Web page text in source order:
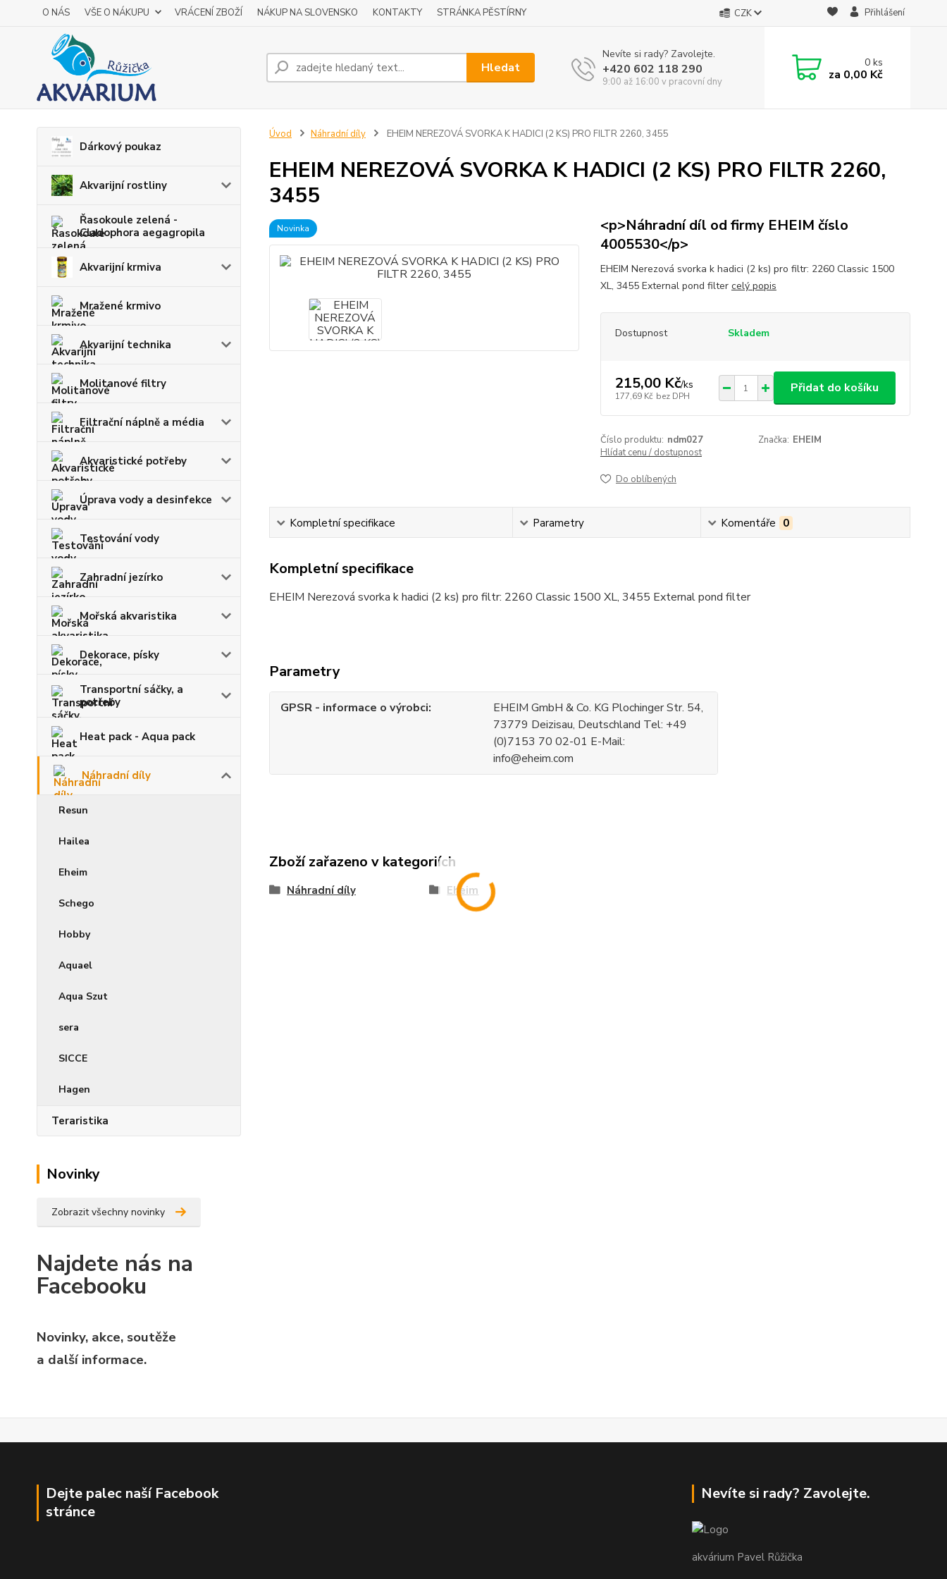
O NÁS VŠE O NÁKUPU VRÁCENÍ ZBOŽÍ NÁKUP NA SLOVENSKO KONTAKTY STRÁNKA PĚSTÍRNY CZK Přihlášení
Hledat
Nevíte si rady? Zavolejte.
+420 602 118 290
9:00 až 16:00 v pracovní dny
0ks
za 0,00 Kč
Dárkový poukaz
Akvarijní rostliny
Řasokoule zelená -
Cladophora aegagropila
Akvarijní krmiva
Mražené krmivo
Akvarijní technika
Molitanové filtry
Filtrační náplně a média
Akvaristické potřeby
Úprava vody a desinfekce
Testování vody
Zahradní jezírko
Mořská akvaristika
Dekorace, písky
Transportní sáčky, a
potřeby
Heat pack - Aqua pack
Náhradní díly
Resun
Hailea
Eheim
Schego
Hobby
Aquael
Aqua Szut
sera
SICCE
Hagen
Teraristika
Novinky
Zobrazit všechny novinky
Najdete nás na
Facebooku
Novinky, akce, soutěže
a další informace.
Úvod Náhradní díly EHEIM NEREZOVÁ SVORKA K HADICI (2 KS) PRO FILTR 2260, 3455
EHEIM NEREZOVÁ SVORKA K HADICI (2 KS) PRO FILTR 2260,
3455
Novinka
<p>Náhradní díl od firmy EHEIM číslo
4005530</p>
EHEIM Nerezová svorka k hadici (2 ks) pro filtr: 2260 Classic 1500
XL, 3455 External pond filter celý popis
Dostupnost Skladem
215,00 Kč/ks
177,69 Kč bez DPH
Přidat do košíku
Číslo produktu: ndm027 Značka: EHEIM
Hlídat cenu / dostupnost
Do oblíbených
Kompletní specifikace Parametry Komentáře 0
Kompletní specifikace
EHEIM Nerezová svorka k hadici (2 ks) pro filtr: 2260 Classic 1500 XL, 3455 External pond filter
Parametry
GPSR - informace o výrobci
EHEIM GmbH & Co. KG Plochinger Str. 54,
73779 Deizisau, Deutschland Tel: +49
(0)7153 70 02-01 E-Mail:
info@eheim.com
Zboží zařazeno v kategoriích
Náhradní díly Eheim
Dejte palec naší Facebook
stránce
Nevíte si rady? Zavolejte.
akvárium Pavel Růžička